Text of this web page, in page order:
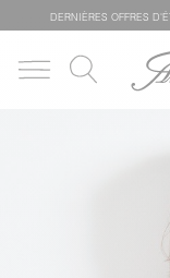
DERNIÈRES OFFRES